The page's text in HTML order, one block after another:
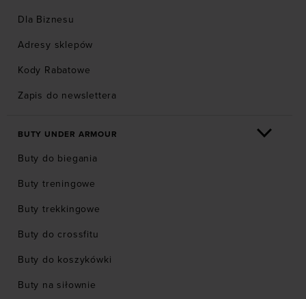
Dla Biznesu
Adresy sklepów
Kody Rabatowe
Zapis do newslettera
BUTY UNDER ARMOUR
Buty do biegania
Buty treningowe
Buty trekkingowe
Buty do crossfitu
Buty do koszykówki
Buty na siłownie